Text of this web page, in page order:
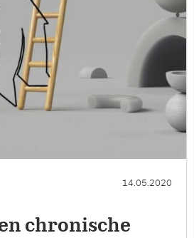
14.05.2020
chronische